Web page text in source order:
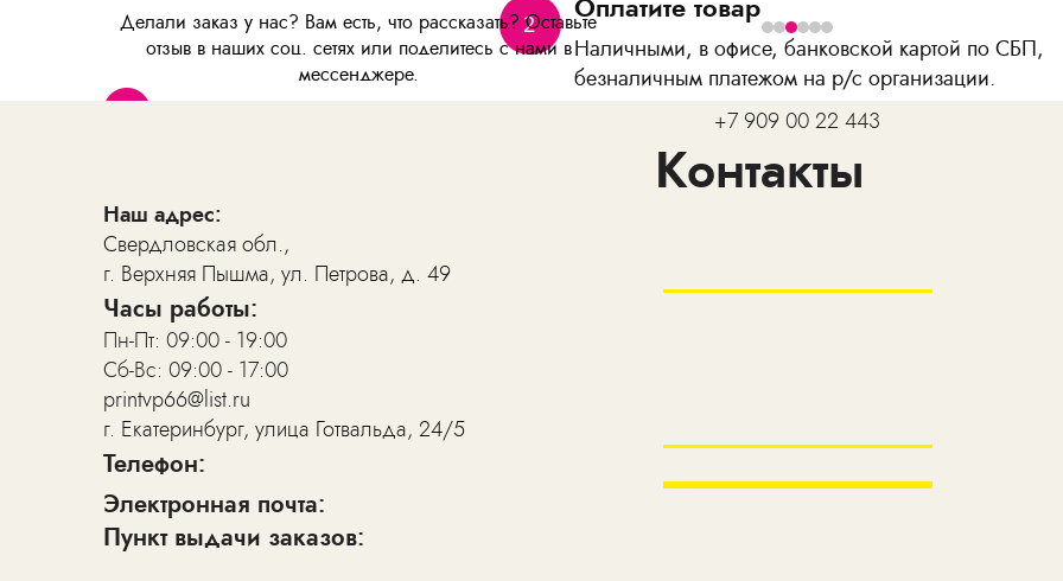
2
Наличными, в офисе, банковской картой по СБП,
безналичным платежом на р/с организации.
Делали заказ у нас? Вам есть, что рассказать? Оставьте
отзыв в наших соц. сетях или поделитесь с нами в
мессенджере.
Отзывы о нас
+7 909 00 22 443
Контакты
Наш адрес:
Свердловская обл.,
г. Верхняя Пышма, ул. Петрова, д. 49
Часы работы:
Пн-Пт: 09:00 - 19:00
Сб-Вс: 09:00 - 17:00
printvp66@list.ru
г. Екатеринбург, улица Готвальда, 24/5
Телефон:
Электронная почта:
Пункт выдачи заказов: